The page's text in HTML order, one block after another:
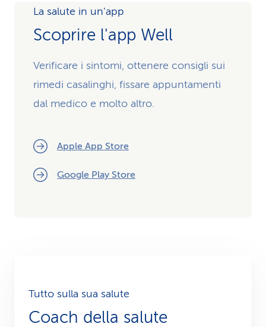
La salute in un’app
Scoprire l'app Well
Verificare i sintomi, ottenere consigli sui
rimedi casalinghi, fissare appuntamenti
dal medico e molto altro.
Apple App Store
Google Play Store
Tutto sulla sua salute
Coach della salute